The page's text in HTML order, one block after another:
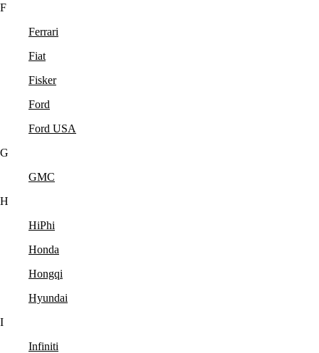
F
Ferrari
Fiat
Fisker
Ford
Ford USA
G
GMC
H
HiPhi
Honda
Hongqi
Hyundai
I
Infiniti